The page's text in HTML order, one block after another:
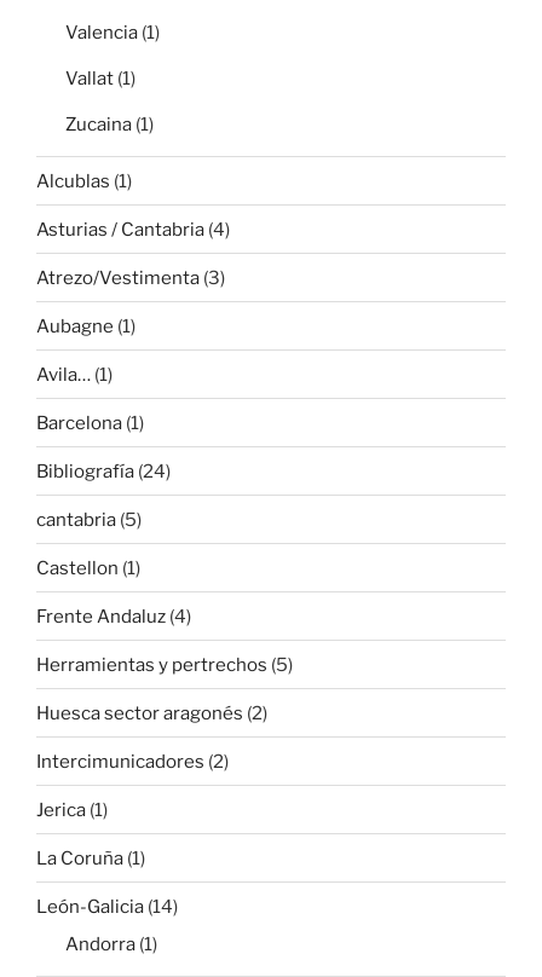
Valencia (1)
Vallat (1)
Zucaina (1)
Alcublas (1)
Asturias / Cantabria (4)
Atrezo/Vestimenta (3)
Aubagne (1)
Avila… (1)
Barcelona (1)
Bibliografía (24)
cantabria (5)
Castellon (1)
Frente Andaluz (4)
Herramientas y pertrechos (5)
Huesca sector aragonés (2)
Intercimunicadores (2)
Jerica (1)
La Coruña (1)
León-Galicia (14)
Andorra (1)